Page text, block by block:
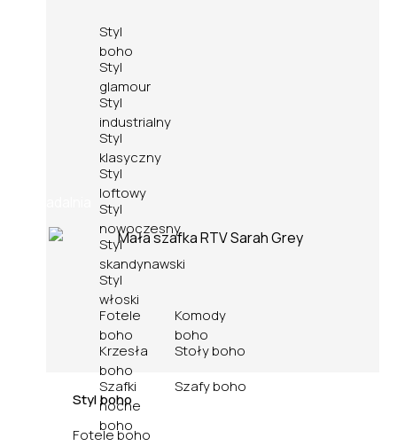
Styl
boho
Styl
glamour
Styl
industrialny
Styl
klasyczny
Styl
loftowy
Styl
nowoczesny
Styl
skandynawski
Styl
włoski
Fotele
boho
Komody
boho
Krzesła
boho
Stoły boho
Szafki
nocne
boho
Szafy boho
Styl boho
Fotele boho